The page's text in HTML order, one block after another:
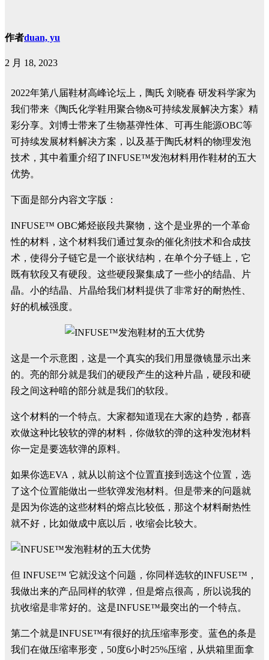
作者duan, yu
2 月 18, 2023
2022年第八届鞋材高峰论坛上，陶氏 刘晓春 研发科学家为
我们带来《陶氏化学鞋用聚合物&可持续发展解决方案》精
彩分享。刘博士带来了生物基弹性体、可再生能源OBC等
可持续发展材料解决方案，以及基于陶氏材料的物理发泡
技术，其中着重介绍了INFUSE™发泡材料用作鞋材的五大
优势。
下面是部分内容文字版：
INFUSE™ OBC烯烃嵌段共聚物，这个是业界的一个革命
性的材料，这个材料我们通过复杂的催化剂技术和合成技
术，使得分子链它是一个嵌状结构，在单个分子链上，它
既有软段又有硬段。这些硬段聚集成了一些小的结晶、片
晶。小的结晶、片晶给我们材料提供了非常好的耐热性、
好的机械强度。
这是一个示意图，这是一个真实的我们用显微镜显示出来
的。亮的部分就是我们的硬段产生的这种片晶，硬段和硬
段之间这种暗的部分就是我们的软段。
这个材料的一个特点。大家都知道现在大家的趋势，都喜
欢做这种比较软的弹的材料，你做软的弹的这种发泡材料
你一定是要选软弹的原料。
如果你选EVA，就从以前这个位置直接到选这个位置，选
了这个位置能做出一些软弹发泡材料。但是带来的问题就
是因为你选的这些材料的熔点比较低，那这个材料耐热性
就不好，比如做成中底以后，收缩会比较大。
但 INFUSE™ 它就没这个问题，你同样选软的INFUSE™，
我做出来的产品同样的软弹，但是熔点很高，所以说我的
抗收缩是非常好的。这是INFUSE™最突出的一个特点。
第二个就是INFUSE™有很好的抗压缩率形变。蓝色的条是
我们在做压缩率形变，50度6小时25%压缩，从烘箱里面拿